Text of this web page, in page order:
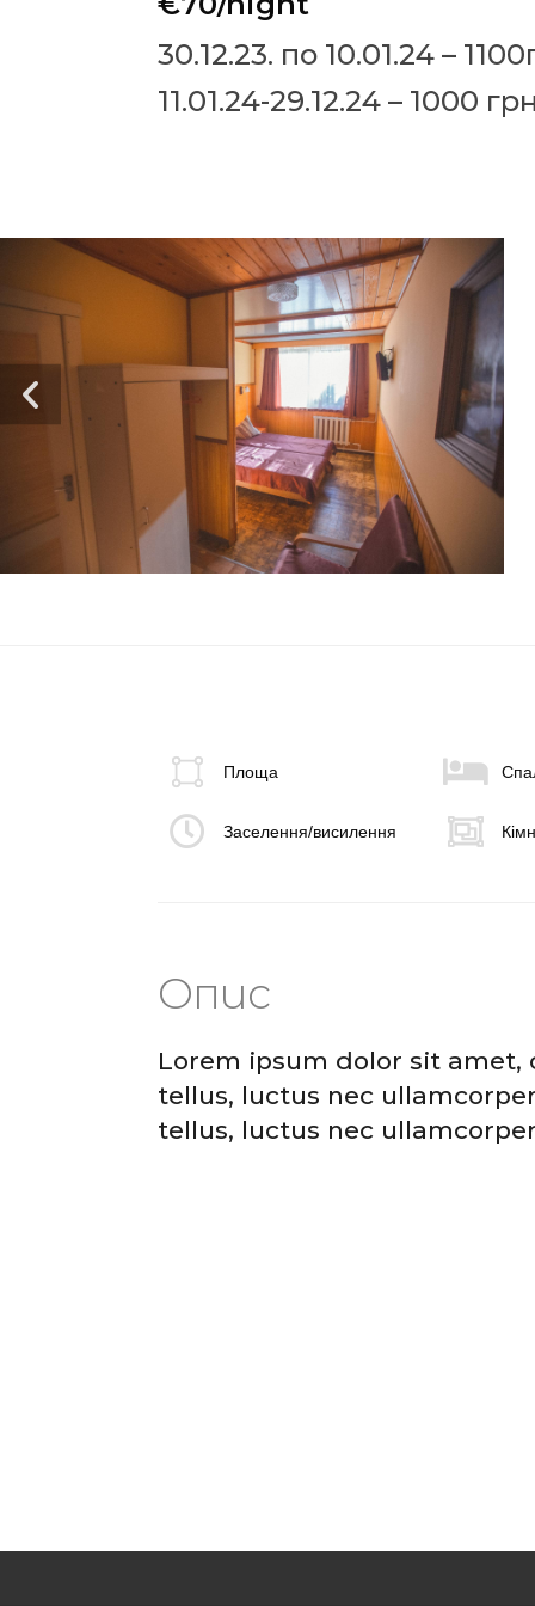
30.12.23. по 10.01.24 –
11.01.24-29.12.24 – 1000
Площа
Заселення/висилення
Опис
Lorem ipsum dolor sit
tellus, luctus nec
tellus, luctus nec